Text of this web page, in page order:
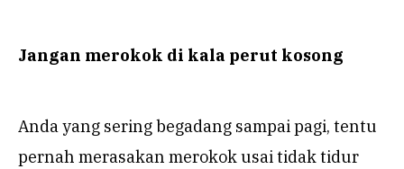
Jangan merokok di kala perut kosong
Anda yang sering begadang sampai pagi, tentu
pernah merasakan merokok usai tidak tidur